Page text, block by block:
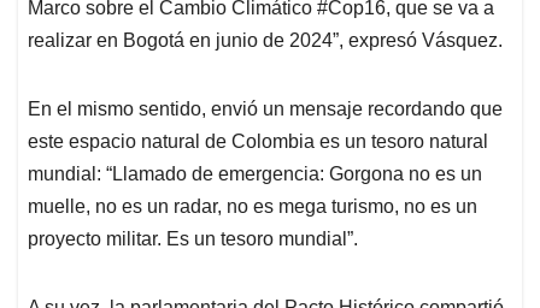
Marco sobre el Cambio Climático #Cop16, que se va a
realizar en Bogotá en junio de 2024”, expresó Vásquez.
En el mismo sentido, envió un mensaje recordando que
este espacio natural de Colombia es un tesoro natural
mundial: “Llamado de emergencia: Gorgona no es un
muelle, no es un radar, no es mega turismo, no es un
proyecto militar. Es un tesoro mundial”.